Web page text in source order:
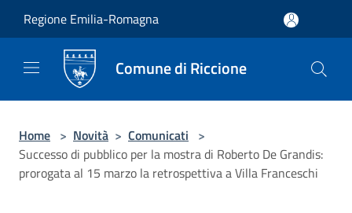
Regione Emilia-Romagna
Comune di Riccione
Home > Novità > Comunicati >
Successo di pubblico per la mostra di Roberto De Grandis:
prorogata al 15 marzo la retrospettiva a Villa Franceschi